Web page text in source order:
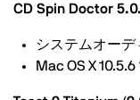
CD Spin Doctor
システムオー
Mac OS X